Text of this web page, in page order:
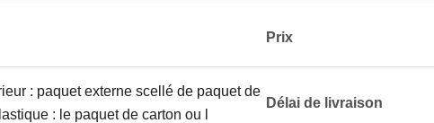
Prix
: paquet externe scellé de paquet de
: le paquet de carton ou l
Délai de livraison